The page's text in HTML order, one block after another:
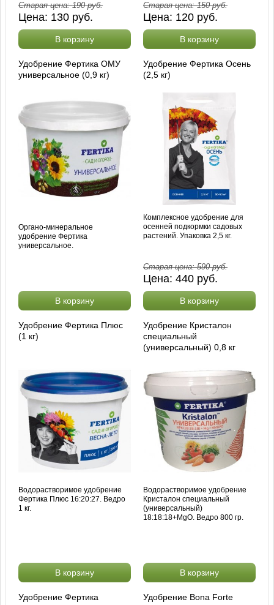
Старая цена:190руб.
Цена: 130 руб.
В корзину
Старая цена:150руб.
Цена: 120 руб.
В корзину
Удобрение Фертика ОМУ
универсальное (0,9 кг)
Органо-минеральное
удобрение Фертика
универсальное.
В корзину
Удобрение Фертика Осень
(2,5 кг)
Комплексное удобрение для
осенней подкормки садовых
растений. Упаковка 2,5 кг.
Старая цена:590руб.
Цена: 440 руб.
В корзину
Удобрение Фертика Плюс
(1 кг)
Водорастворимое удобрение
Фертика Плюс 16:20:27. Ведро
1 кг.
В корзину
Удобрение Кристалон
специальный
(универсальный) 0,8 кг
Водорастворимое удобрение
Кристалон специальный
(универсальный)
18:18:18+MgO. Ведро 800 гр.
В корзину
Удобрение Фертика
Удобрение Bona Forte